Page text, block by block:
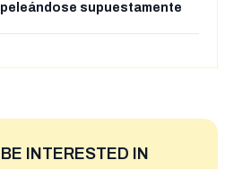
supuestamente
INTERESTED IN